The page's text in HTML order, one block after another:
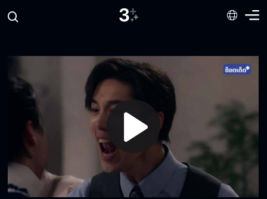
Play
Video
อย่าให้แม่มารั้งพวกแกไว้เลย
ปล่อยให้เป็นหน้าที่ของผู้หญิงเจ้าชู้อย่างอนงค์
เราห้ามงอนกันข้ามวันนะ